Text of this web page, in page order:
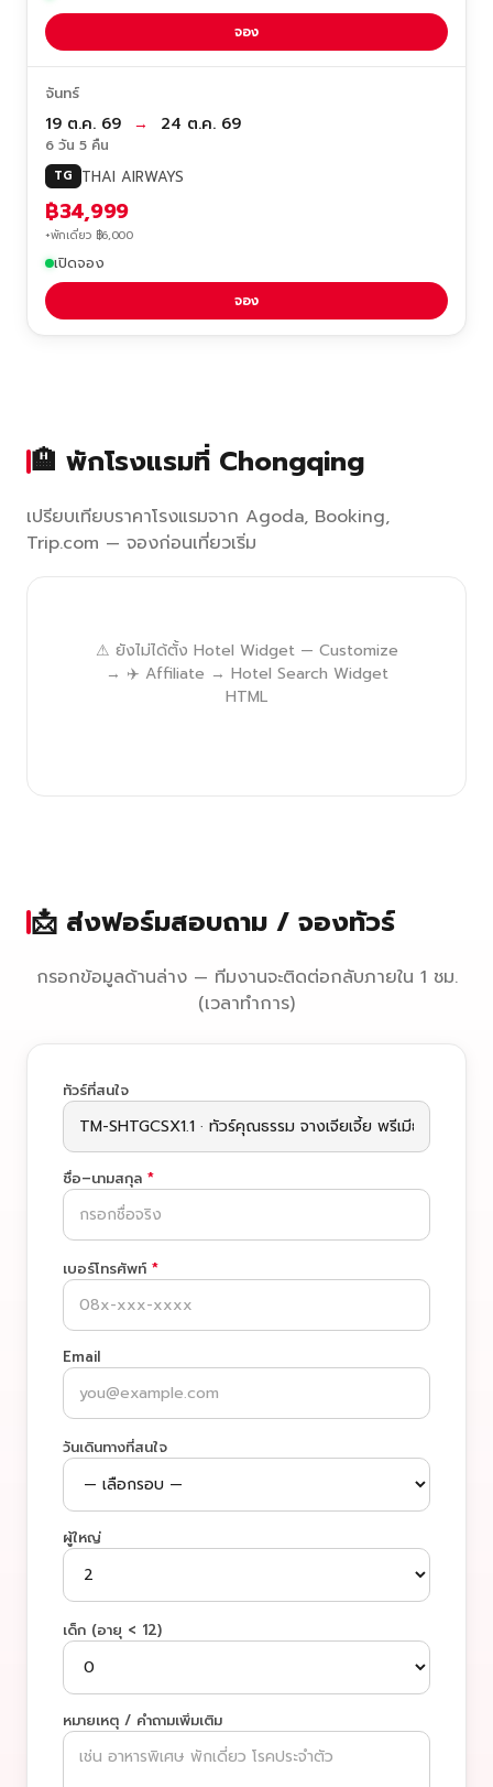
จอง
จันทร์
19 ต.ค. 69 → 24 ต.ค. 69
6 วัน 5 คืน
TG THAI AIRWAYS
฿34,999
+พักเดี่ยว ฿6,000
เปิดจอง
จอง
🏨 พักโรงแรมที่ Chongqing
เปรียบเทียบราคาโรงแรมจาก Agoda, Booking,
Trip.com — จองก่อนเที่ยวเริ่ม
⚠ ยังไม่ได้ตั้ง Hotel Widget — Customize
→ ✈️ Affiliate → Hotel Search Widget
HTML
📩 ส่งฟอร์มสอบถาม / จองทัวร์
กรอกข้อมูลด้านล่าง — ทีมงานจะติดต่อกลับภายใน 1 ชม.
(เวลาทำการ)
ทัวร์ที่สนใจ
ชื่อ–นามสกุล *
เบอร์โทรศัพท์ *
Email
วันเดินทางที่สนใจ
ผู้ใหญ่
เด็ก (อายุ < 12)
หมายเหตุ / คำถามเพิ่มเติม